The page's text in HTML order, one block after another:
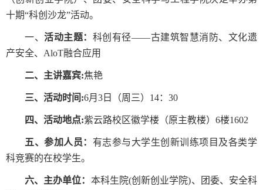
十期“科创沙龙”活动。
一、活动主题： 科创有径——古建筑智慧消防、文化遗
产安全、 AloT融合应用
二、主讲嘉宾:焦艳
三、活动时间 :6月 3 日（周三） 14： 30
四、活动地点:紫云路校区徽学楼（原主教楼） 6楼1602
五、参加人员： 有志参与大学生创新训练项目及各类学
科竞赛的在校学生。
六、 主办单位： 本科生院(创新创业学院)、团委、 安全科